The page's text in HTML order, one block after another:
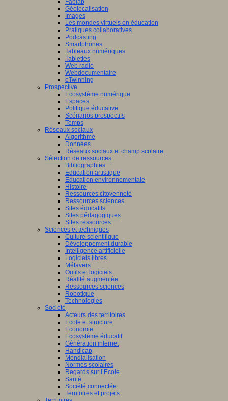
Fablab
Géolocalisation
Images
Les mondes virtuels en éducation
Pratiques collaboratives
Podcasting
Smartphones
Tableaux numériques
Tablettes
Web radio
Webdocumentaire
eTwinning
Prospective
Ecosystème numérique
Espaces
Politique éducative
Scénarios prospectifs
Temps
Réseaux sociaux
Algorithme
Données
Réseaux sociaux et champ scolaire
Sélection de ressources
Bibliographies
Education artistique
Education environnementale
Histoire
Ressources citoyenneté
Ressources sciences
Sites éducatifs
Sites pédagogiques
Sites ressources
Sciences et techniques
Culture scientifique
Développement durable
Intelligence artificielle
Logiciels libres
Métavers
Outils et logiciels
Réalité augmentée
Ressources sciences
Robotique
Technologies
Société
Acteurs des territoires
Ecole et structure
Economie
Ecosystème éducatif
Génération internet
Handicap
Mondialisation
Normes scolaires
Regards sur l’Ecole
Santé
Société connectée
Territoires et projets